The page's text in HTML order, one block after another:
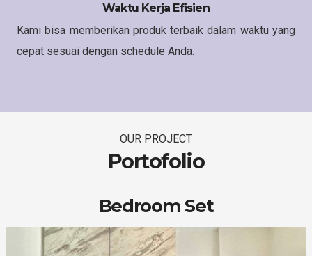
Waktu Kerja Efisien
Kami bisa memberikan produk terbaik dalam waktu yang
cepat sesuai dengan schedule Anda.
OUR PROJECT
Portofolio
Bedroom Set